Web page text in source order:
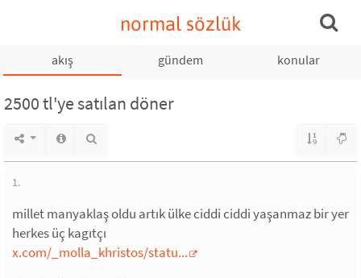
normal sözlük
akış gündem konular
2500 tl'ye satılan döner
1.
millet manyaklaş oldu artık ülke ciddi ciddi yaşanmaz bir yer
herkes üç kagıtçı
x.com/_molla_khristos/statu...